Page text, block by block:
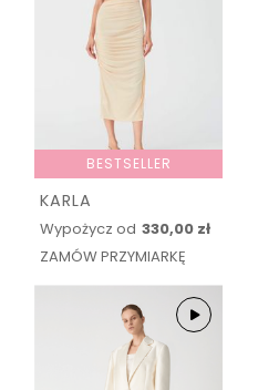
BESTSELLER
KARLA
Wypożycz od 330,00 zł
ZAMÓW PRZYMIARKĘ